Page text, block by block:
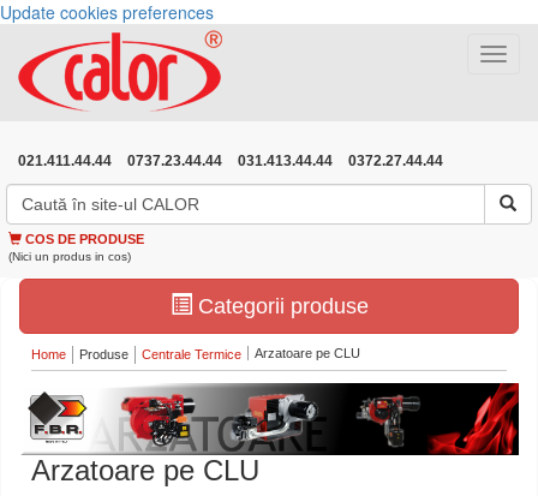
Update cookies preferences
Toggle
021.411.44.44 0737.23.44.44 031.413.44.44 0372.27.44.44
COS DE PRODUSE
(Nici un produs in cos)
Categorii produse
Home Produse Centrale Termice Arzatoare pe CLU
Arzatoare pe CLU